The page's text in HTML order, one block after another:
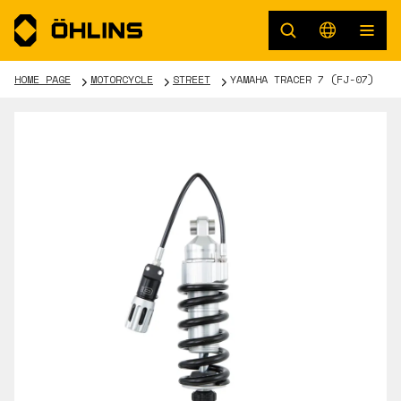
HOME PAGE MOTORCYCLE STREET YAMAHA TRACER 7 (FJ-07)